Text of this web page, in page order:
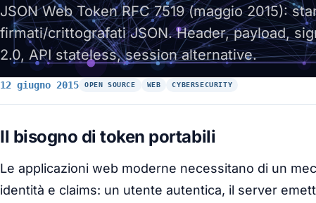
JSON Web Token RFC 7519 (maggio 2015):
firmati/crittografati JSON. Header, payload,
2.0, API stateless, session alternative.
12 giugno 2015 OPEN SOURCE WEB CYBERSECURITY
Il bisogno di token portabili
Le applicazioni web moderne necessitano di un
identità e claims: un utente autentica, il server